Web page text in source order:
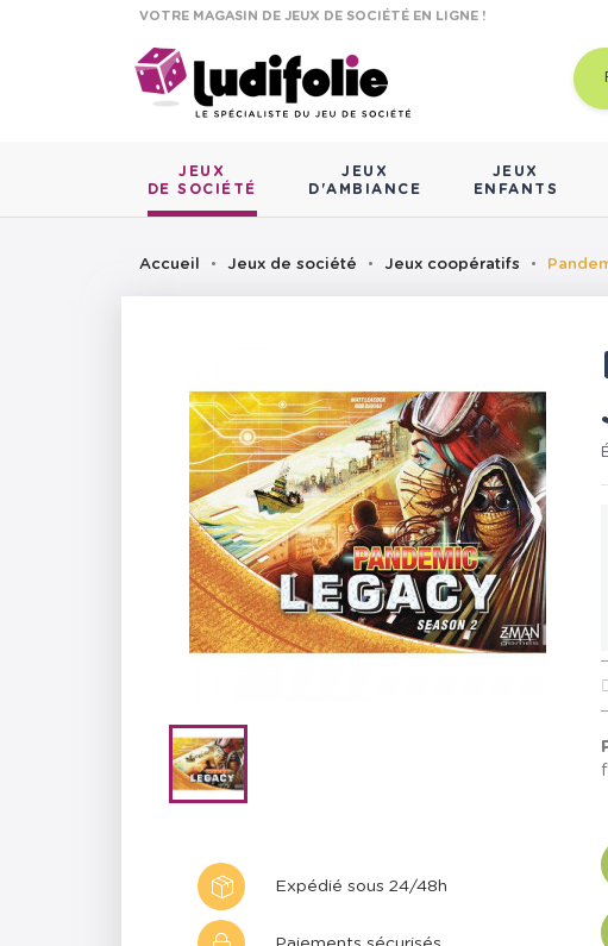
VOTRE MAGASIN DE JEUX DE SOCIÉTÉ EN LIGNE !
JEUX
DE SOCIÉTÉ
JEUX
D'AMBIANCE
JEUX
ENFANTS
Accueil Jeux de société Jeux coopératifs
Expédié sous 24/48h